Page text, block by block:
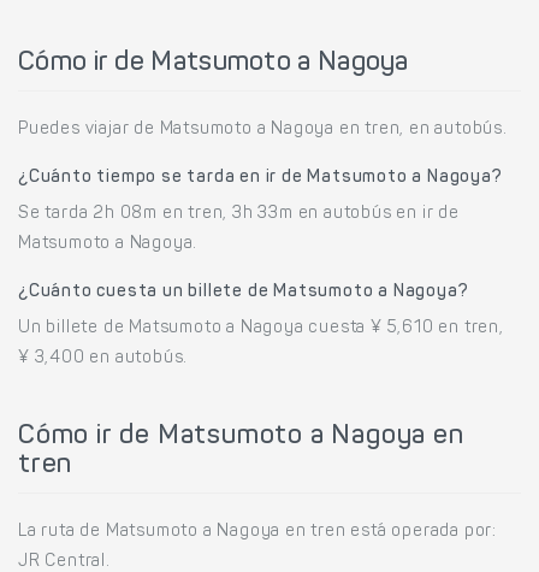
Cómo ir de Matsumoto a Nagoya
Puedes viajar de Matsumoto a Nagoya en tren, en autobús.
¿Cuánto tiempo se tarda en ir de Matsumoto a Nagoya?
Se tarda 2h 08m en tren, 3h 33m en autobús en ir de
Matsumoto a Nagoya.
¿Cuánto cuesta un billete de Matsumoto a Nagoya?
Un billete de Matsumoto a Nagoya cuesta ¥ 5,610 en tren,
¥ 3,400 en autobús.
Cómo ir de Matsumoto a Nagoya en
tren
La ruta de Matsumoto a Nagoya en tren está operada por:
JR Central.